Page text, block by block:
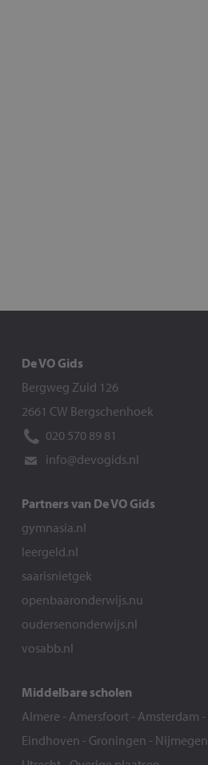
De VO Gids
Bergweg Zuid 126
2661 CW Bergschenhoek
020 570 89 81
info@devogids.nl
Partners van De VO Gids
gymnasia.nl
leergeld.nl
saarisnietgek
openbaaronderwijs.nu
oudersenonderwijs.nl
vosabb.nl
Middelbare scholen
Almere - Amersfoort- Amsterdam -
Eindhoven - Groningen - Nijmegen